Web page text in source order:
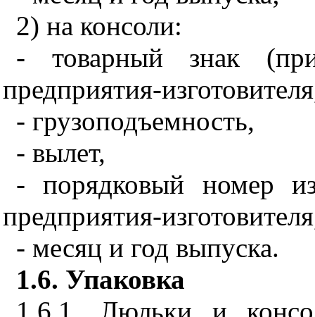
2) на консоли:
- товарный знак
предприятия-
- грузоподъемность,
- вылет,
- порядковый номер
предприятия-
- месяц и год выпуска.
1.6. Упаковка